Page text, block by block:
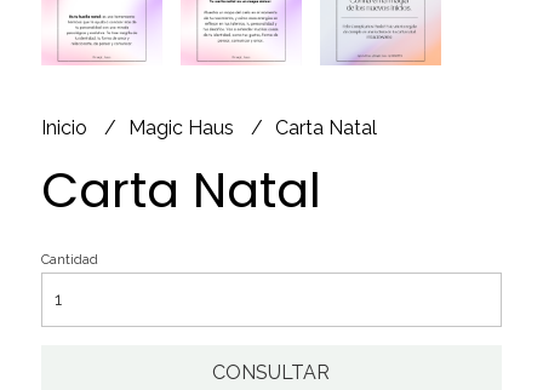
Inicio Magic Haus Carta Natal
Carta Natal
Cantidad
CONSULTAR